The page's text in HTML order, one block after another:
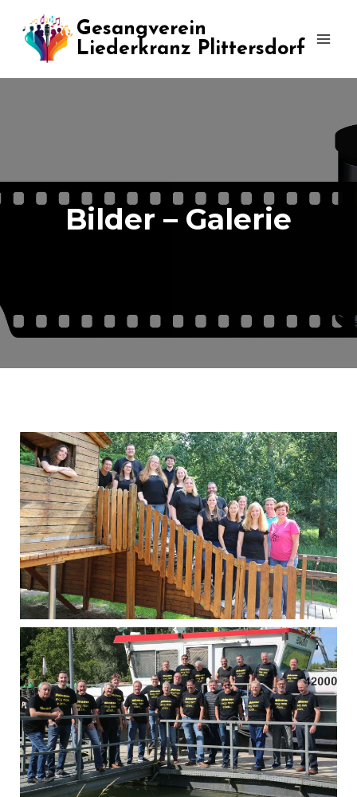
Inhalt
springen
Gesangverein
Liederkranz Plittersdorf
Bilder – Galerie